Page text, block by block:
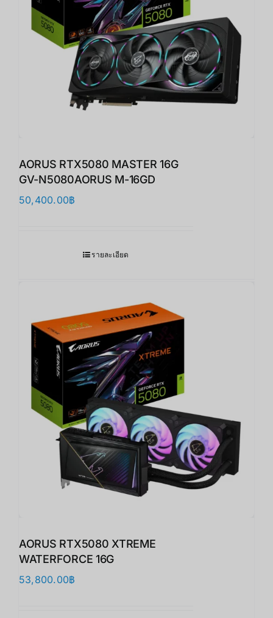
AORUS RTX5080 MASTER 16G
GV-N5080AORUS M-16GD
50,400.00฿
รายละเอียด
AORUS RTX5080 XTREME
WATERFORCE 16G
53,800.00฿